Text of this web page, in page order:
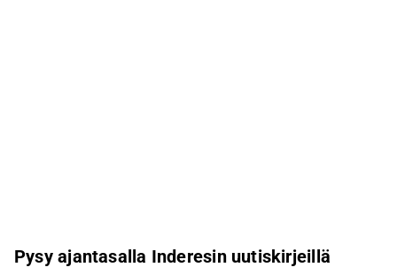
Pysy ajantasalla Inderesin uutiskirjeillä